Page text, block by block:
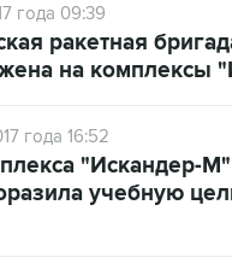
года 09:39
ракетная
на комплексы
года 16:52
"Искандер-
учебную